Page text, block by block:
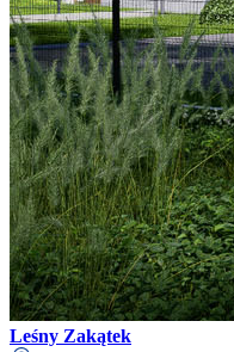
Leśny Zakątek